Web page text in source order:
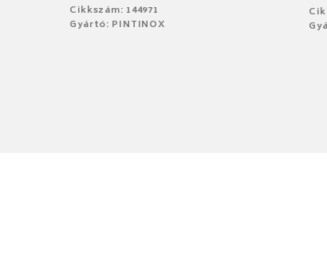
Cikkszám: 144971
Gyártó: PINTINOX